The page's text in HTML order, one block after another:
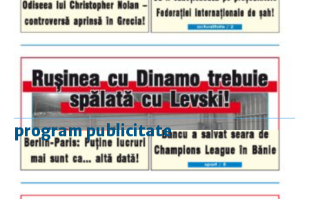
program publicitate
luni-vineri
9.00 - 17.00